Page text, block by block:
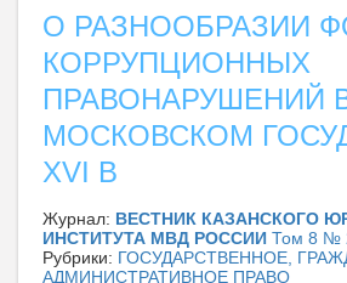
О РАЗНООБРАЗИИ
КОРРУПЦИОННЫХ
ПРАВОНАРУШЕНИЙ
МОСКОВСКОМ
XVI В
Журнал: ВЕСТНИК КАЗАНСКОГО
ИНСТИТУТА МВД РОССИИ Том 8 №
Рубрики: ГОСУДАРСТВЕННОЕ,
АДМИНИСТРАТИВНОЕ ПРАВО